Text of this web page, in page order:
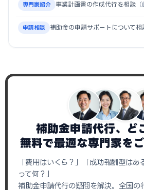
専門家紹介 事業計画書の作成代行を相談
申請相談 補助金の申請サポートについて相
補助金申請代行、ど
無料で最適な専門家をご
「費用はいくら？」「成功報酬型はあ
って何？」
補助金申請代行の疑問を解決。全国の